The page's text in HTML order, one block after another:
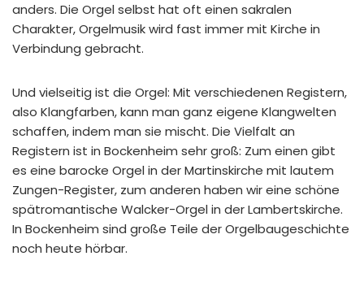
anders. Die Orgel selbst hat oft einen sakralen
Charakter, Orgelmusik wird fast immer mit Kirche in
Verbindung gebracht.
Und vielseitig ist die Orgel: Mit verschiedenen Registern,
also Klangfarben, kann man ganz eigene Klangwelten
schaffen, indem man sie mischt. Die Vielfalt an
Registern ist in Bockenheim sehr groß: Zum einen gibt
es eine barocke Orgel in der Martinskirche mit lautem
Zungen-Register, zum anderen haben wir eine schöne
spätromantische Walcker-Orgel in der Lambertskirche.
In Bockenheim sind große Teile der Orgelbaugeschichte
noch heute hörbar.